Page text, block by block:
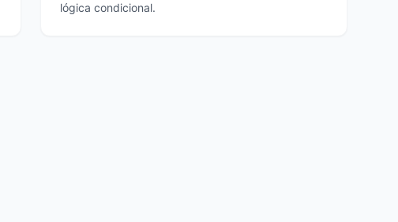
lógica condicional.